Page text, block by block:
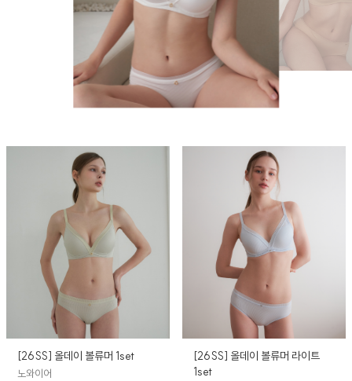
[26SS] 올데이 볼류머 1set
노와이어
[26SS] 올데이 볼류머 라이트
1set